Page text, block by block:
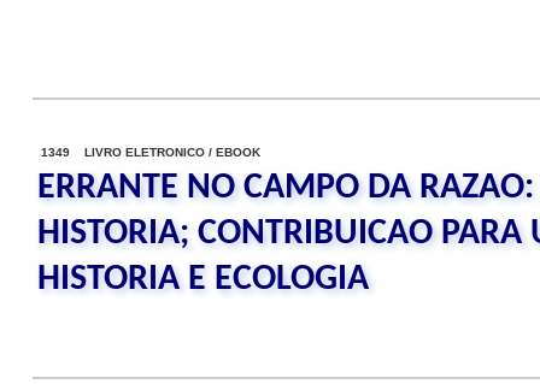
1349 LIVRO ELETRONICO / EBOOK
ERRANTE NO CAMPO DA
HISTORIA; CONTRIBUICAO PARA
HISTORIA E ECOLOGIA